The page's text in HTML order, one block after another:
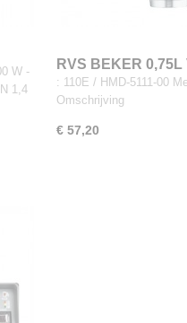
W -
1,4
RVS BEKER 0,75L
HMD200/HMD400/
: 110E / HMD-5111-00
Omschrijving
€ 57,20